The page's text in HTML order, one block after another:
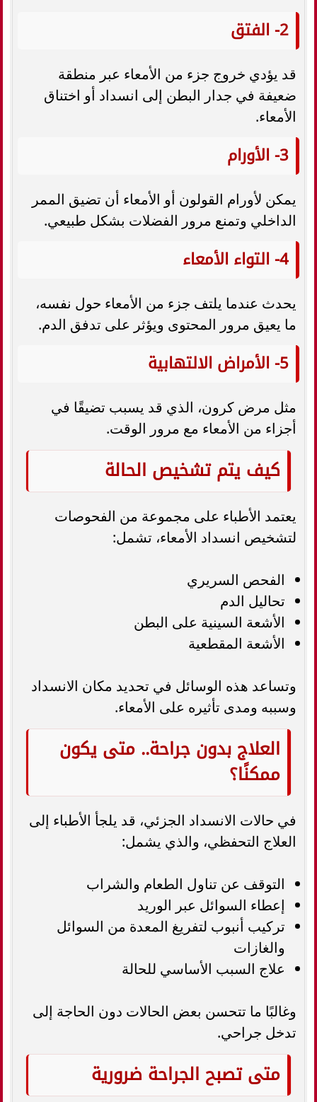
2- الفتق
قد يؤدي خروج جزء من الأمعاء عبر منطقة
ضعيفة في جدار البطن إلى انسداد أو اختناق
الأمعاء.
3- الأورام
يمكن لأورام القولون أو الأمعاء أن تضيق الممر
الداخلي وتمنع مرور الفضلات بشكل طبيعي.
4- التواء الأمعاء
يحدث عندما يلتف جزء من الأمعاء حول نفسه،
ما يعيق مرور المحتوى ويؤثر على تدفق الدم.
5- الأمراض الالتهابية
مثل مرض كرون، الذي قد يسبب تضيقًا في
أجزاء من الأمعاء مع مرور الوقت.
كيف يتم تشخيص الحالة
يعتمد الأطباء على مجموعة من الفحوصات
لتشخيص انسداد الأمعاء، تشمل:
الفحص السريري
تحاليل الدم
الأشعة السينية على البطن
الأشعة المقطعية
وتساعد هذه الوسائل في تحديد مكان الانسداد
وسببه ومدى تأثيره على الأمعاء.
العلاج بدون جراحة.. متى يكون
ممكنًا؟
في حالات الانسداد الجزئي، قد يلجأ الأطباء إلى
العلاج التحفظي، والذي يشمل:
التوقف عن تناول الطعام والشراب
إعطاء السوائل عبر الوريد
تركيب أنبوب لتفريغ المعدة من السوائل
والغازات
علاج السبب الأساسي للحالة
وغالبًا ما تتحسن بعض الحالات دون الحاجة إلى
تدخل جراحي.
متى تصبح الجراحة ضرورية